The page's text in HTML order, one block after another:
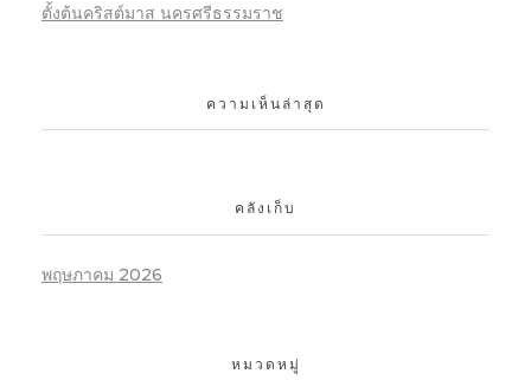
ตั้งต้นคริสต์มาส นครศรีธรรมราช
ความเห็นล่าสุด
คลังเก็บ
พฤษภาคม 2026
หมวดหมู่